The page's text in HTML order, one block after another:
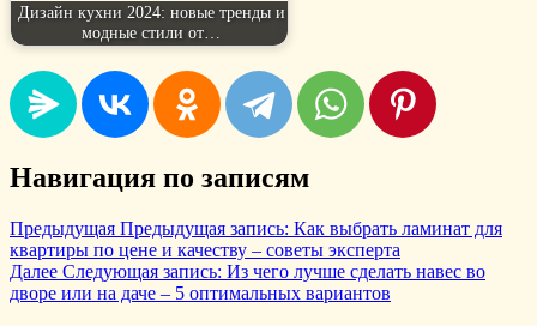
Дизайн кухни 2024: новые тренды и
модные стили от…
Навигация по записям
Предыдущая Предыдущая запись: Как выбрать ламинат для
квартиры по цене и качеству – советы эксперта
Далее Следующая запись: Из чего лучше сделать навес во
дворе или на даче – 5 оптимальных вариантов